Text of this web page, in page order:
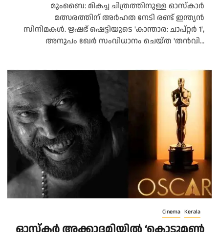
മുംബൈ: മികച്ച ചിത്രത്തിനുള്ള ഓസ്കാർ
മത്സരത്തിന് അർഹത നേടി രണ്ട് ഇന്ത്യൻ
സിനിമകൾ. ഋഷഭ് ഷെട്ടിയുടെ 'കാന്താര: ചാപ്റ്റര്‍ 1',
അനുപം ഖേര്‍ സംവിധാനം ചെയ്ത 'തന്‍വി...
Cinema Kerala